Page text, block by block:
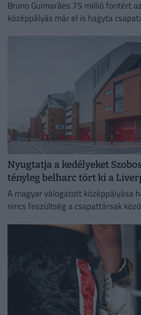
Bruno Guimarães 75 millió fontért
középpályás már el is hagyta
Nyugtatja a kedélyeket
tényleg belharc tört ki a
A magyar válogatott középpályása
nincs feszültség a csapattársak